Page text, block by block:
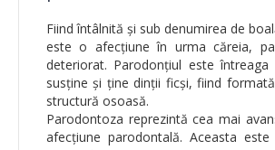
Fiind întâlnită și sub denumirea de
este o afecțiune în urma căreia,
deteriorat. Parodonțiul este întreaga
susține și ține dinții ficși, fiind
structură osoasă.
Parodontoza reprezintă cea mai
afecțiune parodontală. Aceasta